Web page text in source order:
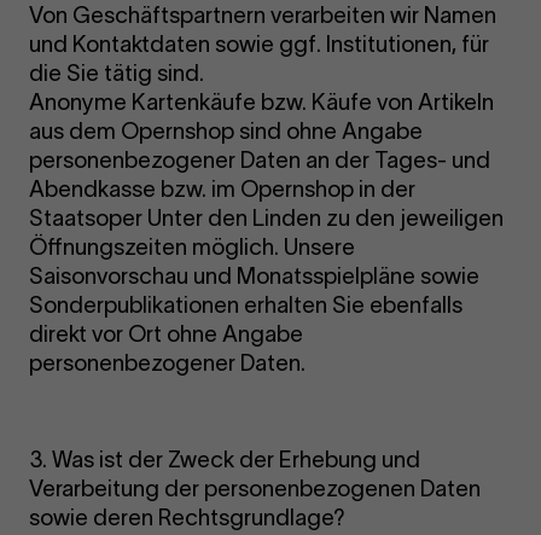
Von Geschäftspartnern verarbeiten wir Namen
und Kontaktdaten sowie ggf. Institutionen, für
die Sie tätig sind.
Anonyme Kartenkäufe bzw. Käufe von Artikeln
aus dem Opernshop sind ohne Angabe
personenbezogener Daten an der Tages- und
Abendkasse bzw. im Opernshop in der
Staatsoper Unter den Linden zu den jeweiligen
Öffnungszeiten möglich. Unsere
Saisonvorschau und Monatsspielpläne sowie
Sonderpublikationen erhalten Sie ebenfalls
direkt vor Ort ohne Angabe
personenbezogener Daten.
3. Was ist der Zweck der Erhebung und
Verarbeitung der personenbezogenen Daten
sowie deren Rechtsgrundlage?